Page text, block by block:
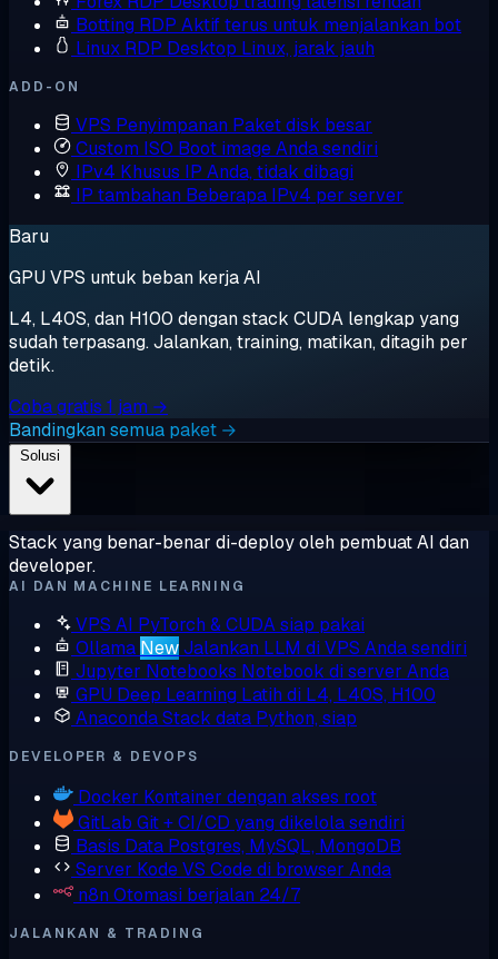
Botting RDP Aktif terus untuk menjalankan bot
Linux RDP Desktop Linux, jarak jauh
ADD-ON
VPS Penyimpanan Paket disk besar
Custom ISO Boot image Anda sendiri
IPv4 Khusus IP Anda, tidak dibagi
IP tambahan Beberapa IPv4 per server
Baru
GPU VPS untuk beban kerja AI
L4, L40S, dan H100 dengan stack CUDA lengkap yang
sudah terpasang. Jalankan, training, matikan, ditagih per
detik.
Coba gratis 1 jam →
Bandingkan semua paket →
Stack yang benar-benar di-deploy oleh pembuat AI dan
developer.
AI DAN MACHINE LEARNING
VPS AI PyTorch & CUDA siap pakai
Ollama NewJalankan LLM di VPS Anda sendiri
Jupyter Notebooks Notebook di server Anda
GPU Deep Learning Latih di L4, L40S, H100
AnacondaStack data Python, siap
DEVELOPER & DEVOPS
Docker Kontainer dengan akses root
GitLab Git + CI/CD yang dikelola sendiri
Basis Data Postgres, MySQL, MongoDB
Server KodeVS Code di browser Anda
n8n Otomasi berjalan 24/7
JALANKAN & TRADING